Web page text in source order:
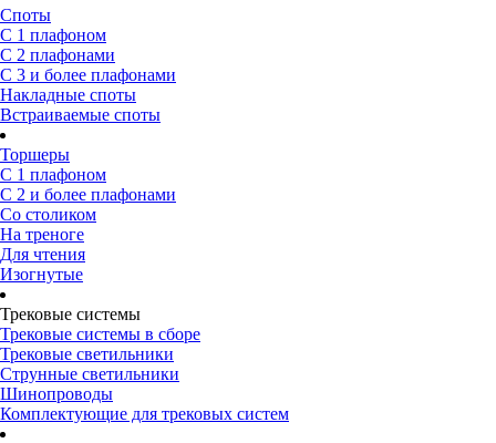
Споты
С 1 плафоном
С 2 плафонами
С 3 и более плафонами
Накладные споты
Встраиваемые споты
Торшеры
С 1 плафоном
С 2 и более плафонами
Со столиком
На треноге
Для чтения
Изогнутые
Трековые системы
Трековые системы в сборе
Трековые светильники
Струнные светильники
Шинопроводы
Комплектующие для трековых систем